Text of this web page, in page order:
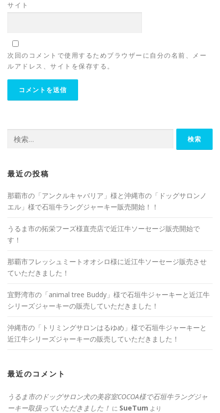
サイト
次回のコメントで使用するためブラウザーに自分の名前、メー
ルアドレス、サイトを保存する。
索:
最近の投稿
那覇市の「アンクルキャバリア」様と沖縄市の「ドッグサロンノ
エル」様で石垣牛ラングジャーキー販売開始！！
うるま市の拓栄フーズ様直売店で近江牛ソーセージ販売開始で
す！
那覇市フレッシュミートオオシロ様に近江牛ソーセージ販売させ
ていただきました！
宜野湾市の「animal tree Buddy」様で石垣牛ジャーキーと近江牛
シリーズジャーキーの販売していただきました！
沖縄市の「トリミングサロンはるゆめ」様で石垣牛ジャーキーと
近江牛シリーズジャーキーの販売していただきました！
最近のコメント
うるま市のドッグサロン犬の美容室COCOA様で石垣牛ラングジャ
ーキー取扱っていただきました！ に SueTum より